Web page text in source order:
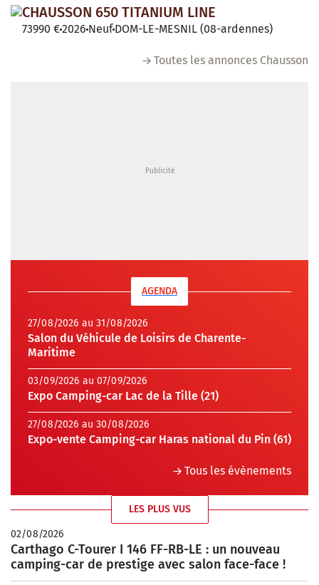
CHAUSSON 650 TITANIUM LINE
73990 €2026 Neuf DOM-LE-MESNIL (08-ardennes)
Toutes les annonces Chausson
AGENDA
27/08/2026 au 31/08/2026
Salon du Véhicule de Loisirs de Charente-
Maritime
03/09/2026 au 07/09/2026
Expo Camping-car Lac de la Tille (21)
27/08/2026 au 30/08/2026
Expo-vente Camping-car Haras national du Pin (61)
Tous les évènements
LES PLUS VUS
02/08/2026
Carthago C-Tourer I 146 FF-RB-LE : un nouveau
camping-car de prestige avec salon face-face !